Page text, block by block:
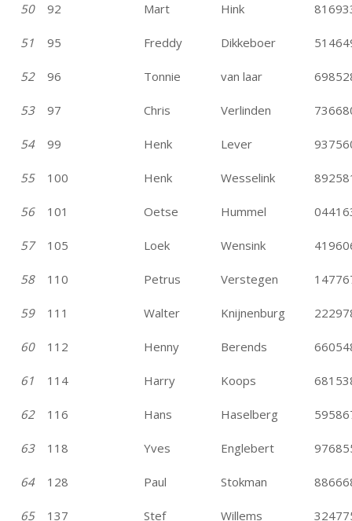
50 92 Mart Hink
51 95 Freddy Dikkeboer
52 96 Tonnie van laar
53 97 Chris Verlinden
54 99 Henk Lever
55 100 Henk Wesselink
56 101 Oetse Hummel
57 105 Loek Wensink
58 110 Petrus Verstegen
59 111 Walter Knijnenburg
60 112 Henny Berends
61 114 Harry Koops
62 116 Hans Haselberg
63 118 Yves Englebert
64 128 Paul Stokman
65 137 Stef Willems